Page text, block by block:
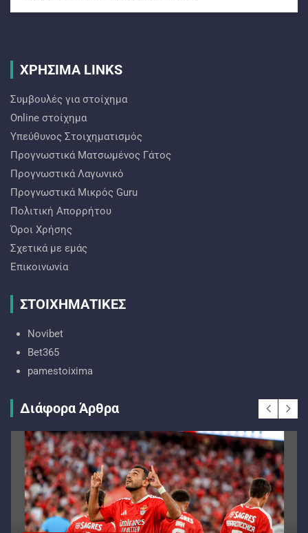
ΧΡΗΣΙΜΑ LINKS
Συμβουλές για στοίχημα
Online στοίχημα
Υπεύθυνος Στοιχηματισμός
Προγνωστικά Ματσωμένος Γάτος
Προγνωστικά Λαγωνικό
Προγνωστικά Mικρός Guru
Πολιτική Απορρήτου
Όροι Χρήσης
Σχετικά με εμάς
Επικοινωνία
ΣΤΟΙΧΗΜΑΤΙΚΕΣ
Novibet
Bet365
pamestoixima
Διάφορα Άρθρα